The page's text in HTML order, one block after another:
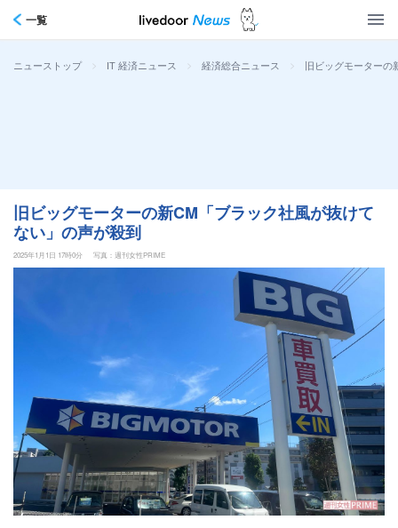
一覧
ニューストップ > IT 経済ニュース > 経済総合ニュース > 旧ビッグモーター
旧ビッグモーターの新CM「ブラック社風が抜けて
ない」の声が殺到
2025年1月1日 17時0分 写真：週刊女性PRIME